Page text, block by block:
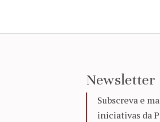
Newsletter
Subscreva e
iniciativas da